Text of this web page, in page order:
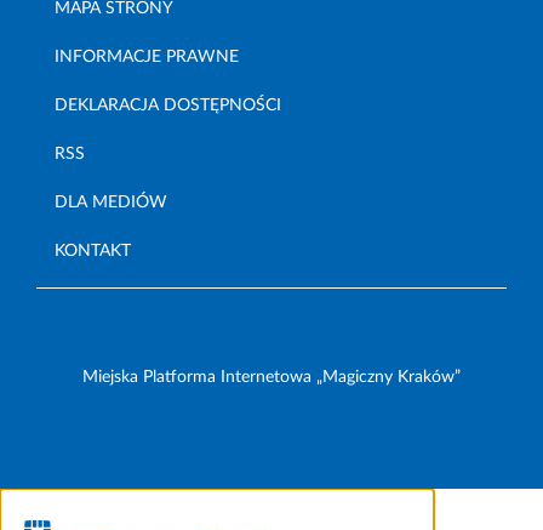
MAPA STRONY
INFORMACJE PRAWNE
DEKLARACJA DOSTĘPNOŚCI
RSS
DLA MEDIÓW
KONTAKT
Miejska Platforma Internetowa „Magiczny Kraków”